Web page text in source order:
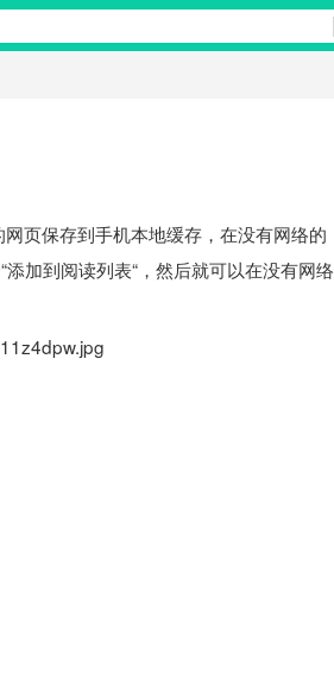
页保存到手机本地缓存，在没有网络的
加到阅读列表“，然后就可以在没有网络